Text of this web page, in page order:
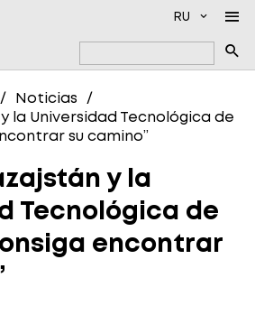
RU
DE MEDICIÓN DE ALTO VOLTAJE
DE ENERGÍA ELÉCTRICA
ENERGÍA ELÉCTRICA TRIFÁSICOS
AGUA
Noticias
y la Universidad Tecnológica de
su camino”
y la
Tecnológica de
encontrar